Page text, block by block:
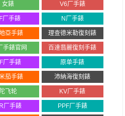
女錶 V6厂手錶
厂手錶 N厂手錶
亞手錶 理查德米勒復刻錶
手錶官网 百達翡麗復刻手錶
厂手錶 原单手錶
茄手錶 沛納海復刻錶
陀飞轮 KV厂手錶
厂手錶 PPF厂手錶